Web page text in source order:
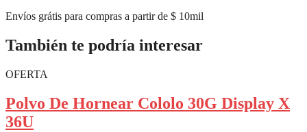
Envíos grátis para compras a partir de $ 10mil
También te podría interesar
OFERTA
Polvo De Hornear Cololo 30G Display X
36U